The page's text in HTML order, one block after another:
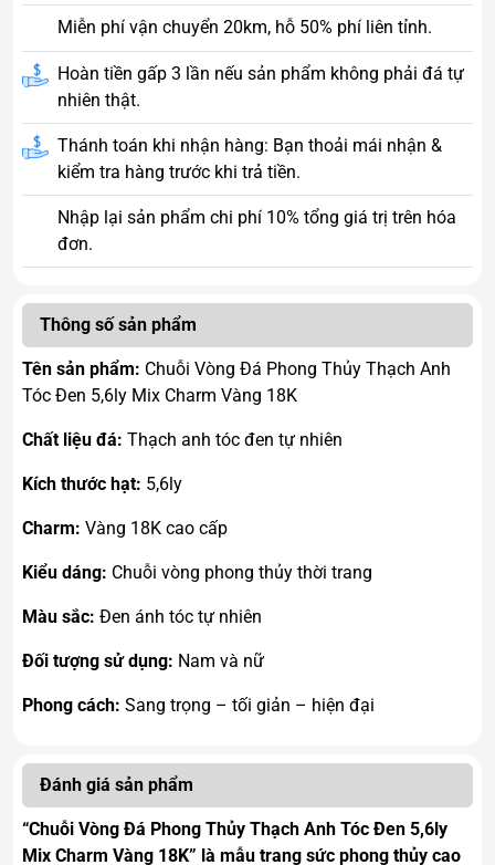
Miễn phí vận chuyển 20km, hỗ 50% phí liên tỉnh.
Hoàn tiền gấp 3 lần nếu sản phẩm không phải đá tự
nhiên thật.
Thánh toán khi nhận hàng: Bạn thoải mái nhận &
kiểm tra hàng trước khi trả tiền.
Nhập lại sản phẩm chi phí 10% tổng giá trị trên hóa
đơn.
Thông số sản phẩm
Tên sản phẩm: Chuỗi Vòng Đá Phong Thủy Thạch Anh
Tóc Đen 5,6ly Mix Charm Vàng 18K
Chất liệu đá: Thạch anh tóc đen tự nhiên
Kích thước hạt: 5,6ly
Charm: Vàng 18K cao cấp
Kiểu dáng: Chuỗi vòng phong thủy thời trang
Màu sắc: Đen ánh tóc tự nhiên
Đối tượng sử dụng: Nam và nữ
Phong cách: Sang trọng – tối giản – hiện đại
Đánh giá sản phẩm
“Chuỗi Vòng Đá Phong Thủy Thạch Anh Tóc Đen 5,6ly
Mix Charm Vàng 18K” là mẫu trang sức phong thủy cao